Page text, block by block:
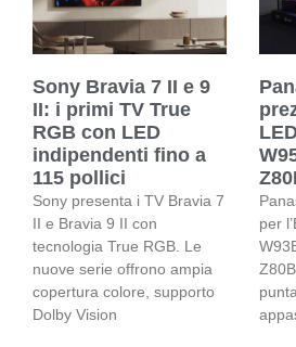
Sony Bravia 7 II e 9
II: i primi TV True
RGB con LED
indipendenti fino a
115 pollici
Sony presenta i TV Bravia 7
II e Bravia 9 II con
tecnologia True RGB. Le
nuove serie offrono ampia
copertura colore, supporto
Dolby Vision
per